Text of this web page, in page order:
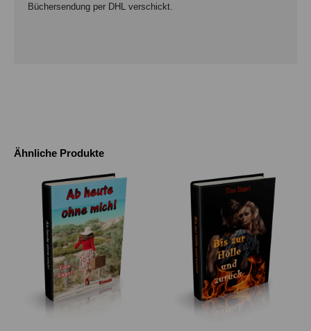
Ähnliche Produkte
Büchersendung per DHL verschickt.